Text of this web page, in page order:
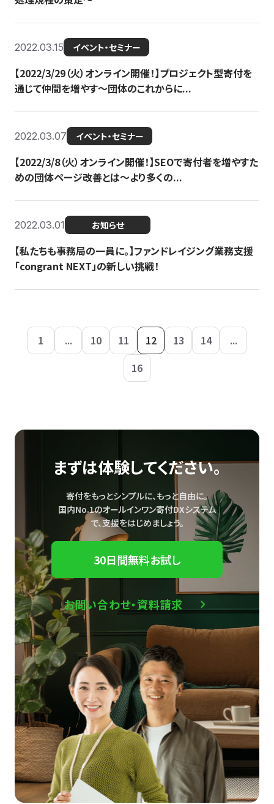
2022.03.15 イベント・セミナー
【2022/3/29（火）オンライン開催！】プロジェクト型寄付を
通じて仲間を増やす～団体のこれからに...
2022.03.07 イベント・セミナー
【2022/3/8（火）オンライン開催！】SEOで寄付者を増やすた
めの団体ページ改善とは～より多くの...
2022.03.01 お知らせ
【私たちも事務局の一員に。】ファンドレイジング業務支援
「congrant NEXT」の新しい挑戦！
1 ... 10 11 12 13 14
...
16
まずは体験してください。
寄付をもっとシンプルに、もっと自由に。
国内No.1のオールインワン寄付DXシステム
で、支援をはじめましょう。
30日間無料お試し
お問い合わせ・資料請求